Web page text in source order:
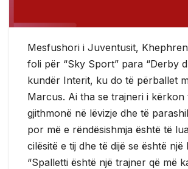
Mesfushori i Juventusit,
foli për “Sky Sport” para “Derby
kundër Interit, ku do të përballet
Marcus. Ai tha se trajneri i kërkon
gjithmonë në lëvizje dhe të
por më e rëndësishmja është të
cilësitë e tij dhe të dijë se është
“Spalletti është një trajner që më